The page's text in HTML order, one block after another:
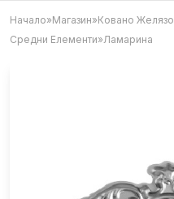
Начало»Магазин»Ковано Желязо
Средни Елементи»Ламарина